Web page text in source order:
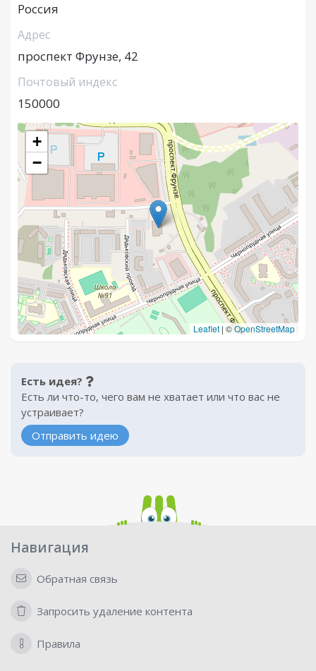
Россия
Адрес
проспект Фрунзе, 42
Почтовый индекс
150000
+
−
Leaflet | ©OpenStreetMap
Есть идея?
Есть ли что-то, чего вам не хватает или что вас не
устраивает?
Отправить идею
Навигация
Обратная связь
Запросить удаление контента
Правила